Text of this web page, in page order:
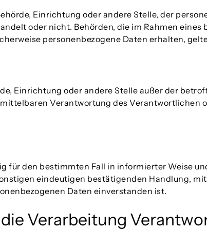
Einrichtung oder andere Stelle, der
oder nicht. Behörden, die im Rahmen
personenbezogene Daten erhalten,
Einrichtung oder andere Stelle außer der
Verantwortung des Verantwortlichen
für den bestimmten Fall in informierter Weise
eindeutigen bestätigenden Handlung,
Daten einverstanden ist.
Verarbeitung